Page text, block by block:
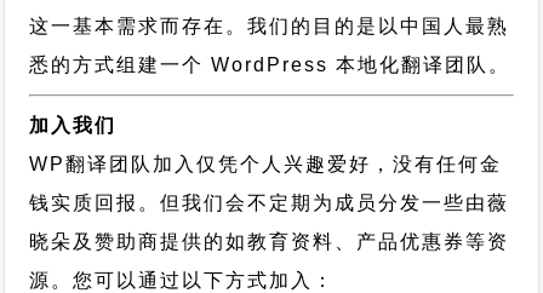
这一基本需求而存在。我们的目的是以中国人最熟
悉的方式组建一个 WordPress 本地化翻译团队。
加入我们
WP翻译团队加入仅凭个人兴趣爱好，没有任何金
钱实质回报。但我们会不定期为成员分发一些由薇
晓朵及赞助商提供的如教育资料、产品优惠券等资
源。您可以通过以下方式加入：